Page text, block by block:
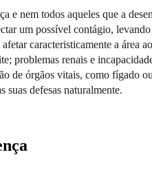
e nem todos aqueles que a
um possível contágio,
caracteristicamente a área
problemas renais e
de órgãos vitais, como fígado
suas defesas naturalmente.